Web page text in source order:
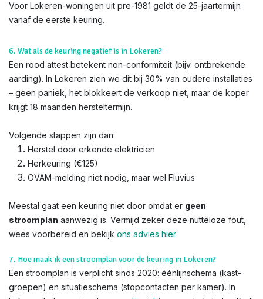
Voor Lokeren-woningen uit pre-1981 geldt de 25-jaartermijn
vanaf de eerste keuring.
6. Wat als de keuring negatief is in Lokeren?
Een rood attest betekent non-conformiteit (bijv. ontbrekende
aarding). In Lokeren zien we dit bij 30% van oudere installaties
– geen paniek, het blokkeert de verkoop niet, maar de koper
krijgt 18 maanden hersteltermijn.
Volgende stappen zijn dan:
Herstel door erkende elektricien
Herkeuring (€125)
OVAM-melding niet nodig, maar wel Fluvius
Meestal gaat een keuring niet door omdat er geen
stroomplan aanwezig is. Vermijd zeker deze nutteloze fout,
wees voorbereid en bekijk ons advies hier
7. Hoe maak ik een stroomplan voor de keuring in Lokeren?
Een stroomplan is verplicht sinds 2020: éénlijnschema (kast-
groepen) en situatieschema (stopcontacten per kamer). In